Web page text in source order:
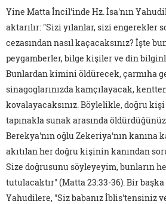
Yine Matta İncil'inde Hz. İsa'nın
aktarılır: "Sizi yılanlar, sizi engerekler
cezasından nasıl kaçacaksınız? İşte
peygamberler, bilge kişiler ve din
Bunlardan kimini öldürecek, çarmıha
sinagoglarınızda kamçılayacak,
kovalayacaksınız. Böylelikle, doğru
tapınakla sunak arasında öldürdüğünüz
Berekya'nın oğlu Zekeriya'nın kanına
akıtılan her doğru kişinin kanından
Size doğrusunu söyleyeyim, bunların
tutulacaktır" (Matta 23:33-36). Bir
Yahudilere, "Siz babanız İblis'tensiniz